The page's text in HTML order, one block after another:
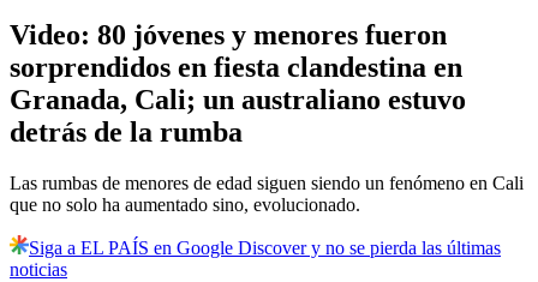
Video: 80 jóvenes y menores fueron
sorprendidos en fiesta clandestina en
Granada, Cali; un australiano estuvo
detrás de la rumba
Las rumbas de menores de edad siguen siendo un fenómeno en Cali
que no solo ha aumentado sino, evolucionado.
Siga a EL PAÍS en Google Discover y no se pierda las últimas
noticias